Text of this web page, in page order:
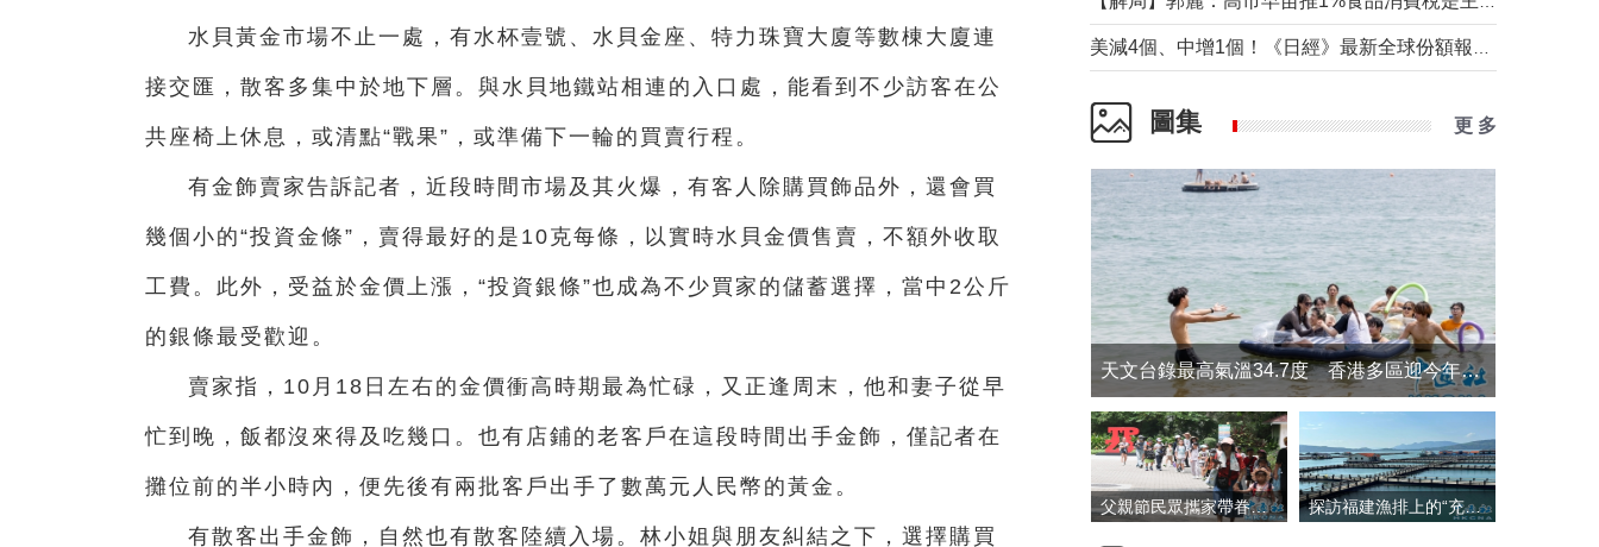
水貝黃金市場不止一處，有水杯壹號、水貝金座、特力珠寶大廈等數棟大廈連
接交匯，散客多集中於地下層。與水貝地鐵站相連的入口處，能看到不少訪客在公
共座椅上休息，或清點“戰果”，或準備下一輪的買賣行程。
有金飾賣家告訴記者，近段時間市場及其火爆，有客人除購買飾品外，還會買
幾個小的“投資金條”，賣得最好的是10克每條，以實時水貝金價售賣，不額外收取
工費。此外，受益於金價上漲，“投資銀條”也成為不少買家的儲蓄選擇，當中2公斤
的銀條最受歡迎。
賣家指，10月18日左右的金價衝高時期最為忙碌，又正逢周末，他和妻子從早
忙到晚，飯都沒來得及吃幾口。也有店鋪的老客戶在這段時間出手金飾，僅記者在
攤位前的半小時內，便先後有兩批客戶出手了數萬元人民幣的黃金。
有散客出手金飾，自然也有散客陸續入場。林小姐與朋友糾結之下，選擇購買
圖集 更 多
天文台錄最高氣溫34.7度 香港多區迎今年最熱一天
父親節民眾攜家帶眷出遊 探訪福建漁排上的“充電寶”